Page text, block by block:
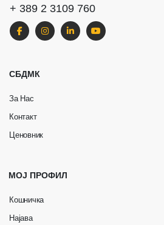
+ 389 2 3109 760
СБДМК
За Нас
Контакт
Ценовник
МОЈ ПРОФИЛ
Кошничка
Најава